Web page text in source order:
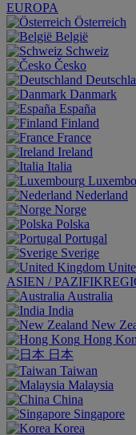
EUROPA
Österreich
België
Schweiz
Česko
Danmark
España
Finland
France
Ireland
Italia
Nederland
Norge
Polska
Portugal
Sverige
ASIEN /
Australia
India
New
Hong
日本
Taiwan
Malaysia
China
Singapore
Korea